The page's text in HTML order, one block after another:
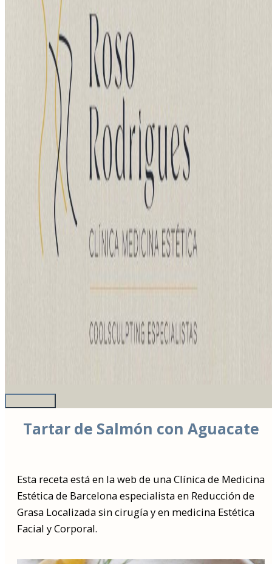
Tartar de Salmón con Aguacate
Esta receta está en la web de una Clínica de Medicina
Estética de Barcelona especialista en Reducción de
Grasa Localizada sin cirugía y en medicina Estética
Facial y Corporal.